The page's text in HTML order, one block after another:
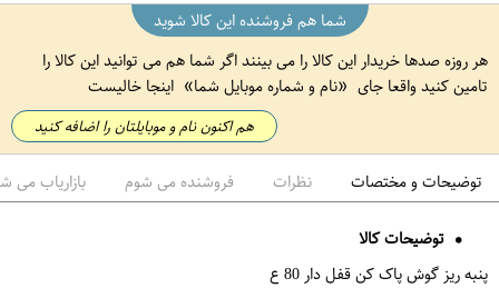
شما هم فروشنده این کالا شوید
هر روزه صدها خریدار این کالا را می بینند اگر شما هم می توانید این کالا را
تامین کنید واقعا جای
نام و شماره موبایل شما اینجا خالیست
هم اکنون نام و موبایلتان را اضافه کنید
توضیحات و مختصات نظرات فروشنده می شوم بازاریاب می
توضیحات کالا
پنبه ریز گوش پاک کن قفل دار 80 ع